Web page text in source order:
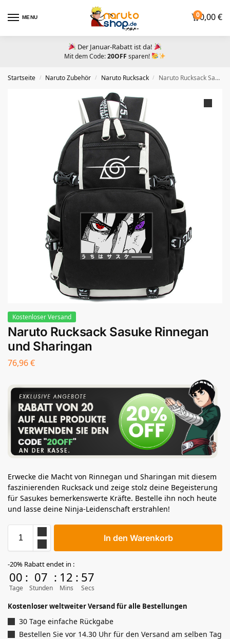
MENU 00,00€
Der Januar-Rabatt ist da!
Mit dem Code:20OFF sparen!
Startseite / Naruto Zubehör​ / Naruto Rucksack / Naruto Rucksack Sasuke Rinnegan und Sharingan
Kostenloser Versand
Naruto Rucksack Sasuke Rinnegan
und Sharingan
76,96€
Erwecke die Macht von Rinnegan und Sharingan mit diesem
faszinierenden Rucksack und zeige stolz deine Begeisterung
für Sasukes bemerkenswerte Kräfte. Bestelle ihn noch heute
und lasse deine Ninja-Leidenschaft erstrahlen!
In den Warenkorb
-20% Rabatt endet in :
00
Tage
: 07
Stunden
: 12
Mins
: 57
Secs
Kostenloser weltweiter Versand für alle Bestellungen
30 Tage einfache Rückgabe
Bestellen Sie vor 14.30 Uhr für den Versand am selben Tag